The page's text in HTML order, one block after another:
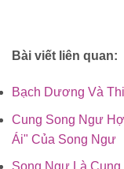
Bài viết liên quan:
Bạch Dương Và
Cung Song Ngư
Ái" Của Song Ngư